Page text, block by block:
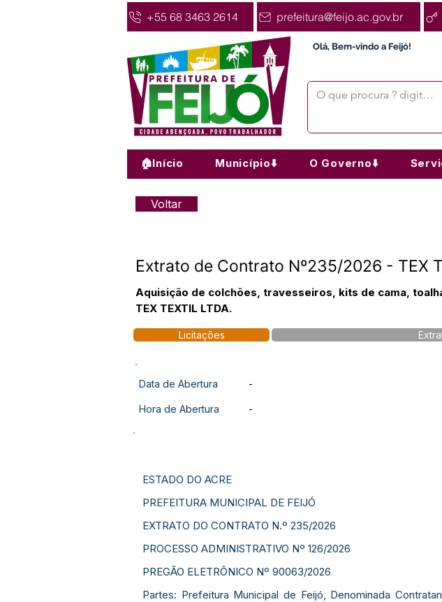
+55 68 3463 2614 prefeitura@feijo.ac.gov.br
Olá, Bem-vindo a Feijó!
🏠Início Município⬇️ O Governo⬇️
Voltar
Extrato de Contrato Nº235/2026 - TEX
Aquisição de colchões, travesseiros, kits de cama,
TEX TEXTIL LTDA.
Licitações
Data de Abertura -
Hora de Abertura -
ESTADO DO ACRE
PREFEITURA MUNICIPAL DE FEIJÓ
EXTRATO DO CONTRATO N.º 235/2026
PROCESSO ADMINISTRATIVO Nº 126/2026
PREGÃO ELETRÔNICO Nº 90063/2026
Partes: Prefeitura Municipal de Feijó, Denominada